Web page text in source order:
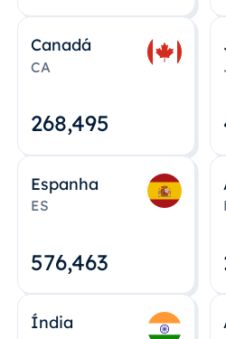
Canadá
CA
268,495
Espanha
ES
576,463
Índia